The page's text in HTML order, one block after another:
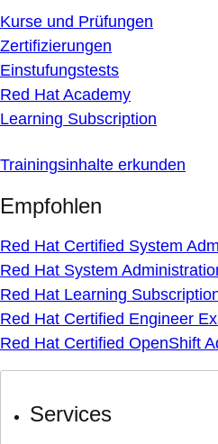
Kurse und Prüfungen
Zertifizierungen
Einstufungstests
Red Hat Academy
Learning Subscription
Trainingsinhalte erkunden
Empfohlen
Red Hat Certified System
Red Hat System
Red Hat Learning
Red Hat Certified Engineer
Red Hat Certified OpenShift
Services